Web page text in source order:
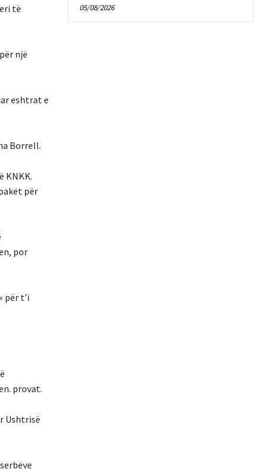
të
një
eshtrat e
Borrell.
KNKK.
për
por
për t’i
provat.
Ushtrisë
05/08/2026